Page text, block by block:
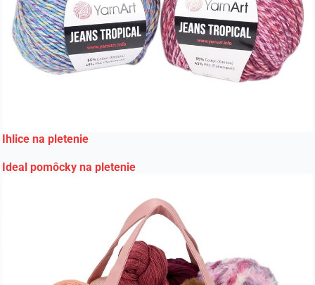
Ihlice na pletenie
Ideal pomôcky na pletenie